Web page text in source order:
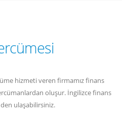
hizmeti veren firmamız finans
oluşur. İngilizce finans
ulaşabilirsiniz.